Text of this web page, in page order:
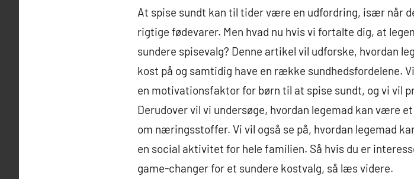
At spise sundt kan til tider være en udfordring, især når
rigtige fødevarer. Men hvad nu hvis vi fortalte dig, at
sundere spisevalg? Denne artikel vil udforske, hvordan
kost på og samtidig have en række sundhedsfordelene.
en motivationsfaktor for børn til at spise sundt, og vi vil
Derudover vil vi undersøge, hvordan legemad kan være
om næringsstoffer. Vi vil også se på, hvordan legemad
en social aktivitet for hele familien. Så hvis du er
game-changer for et sundere kostvalg, så læs videre.